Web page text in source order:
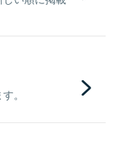
。